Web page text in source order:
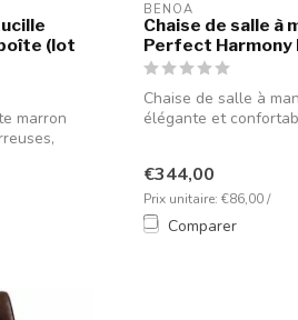
(lot
marron
BENOA
Chaise de salle à
Perfect Harmony
Chaise de salle à
élégante et
€344,00
Prix unitaire: €86,00 /
Comparer